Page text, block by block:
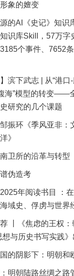
象的嬗变
的AI《史记》知识
识库Skill，57万字
个事件、7652
】滨下武志 | 从“港口
海”模型的转变——
研究的几个课题
振环《季风亚非：
》
卫所的沿革与转型
伪造考
年阅读书目 ：
域史、俘虏与世界
丨《焦虑的王权：
想与历史书写实践》
的阴影下：明朝和
明朝陆路丝绸之路